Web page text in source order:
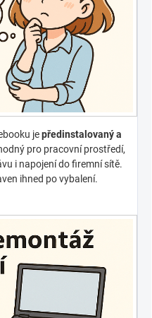
jepředinstalovaný a
pro pracovní prostředí,
i napojení do firemní sítě.
ihned po vybalení.